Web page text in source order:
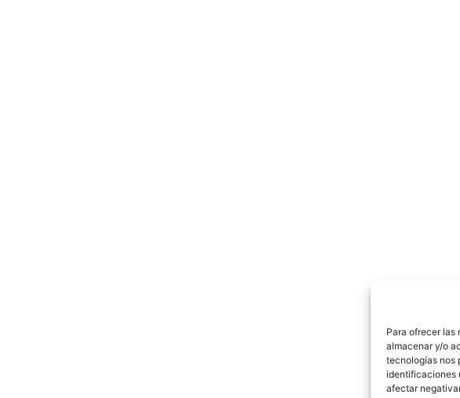
Para ofrecer las
almacenar y/o
tecnologías nos
identificaciones
afectar